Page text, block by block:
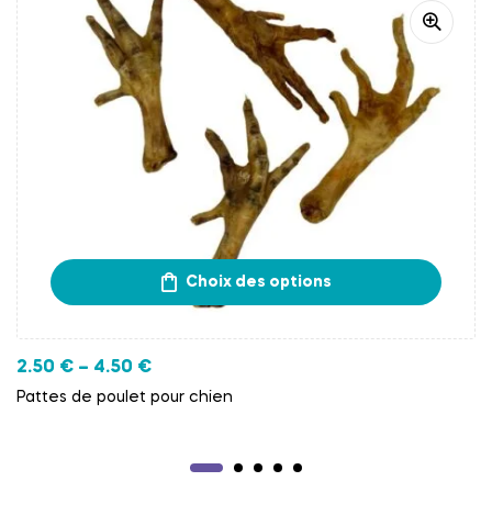
Choix des options
2.50 € – 4.50 €
Pattes de poulet pour chien